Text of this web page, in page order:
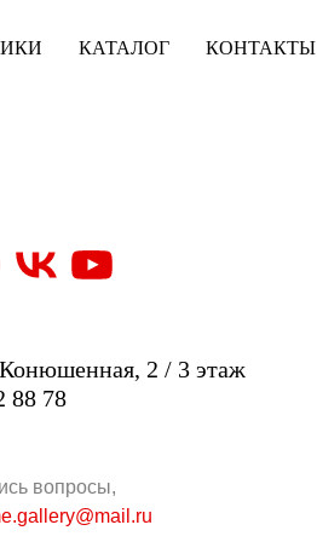
КАТАЛОГ КОНТАКТЫ
2 / 3 этаж
88 78
вопросы,
КАТАЛОГ КОНТАКТЫ